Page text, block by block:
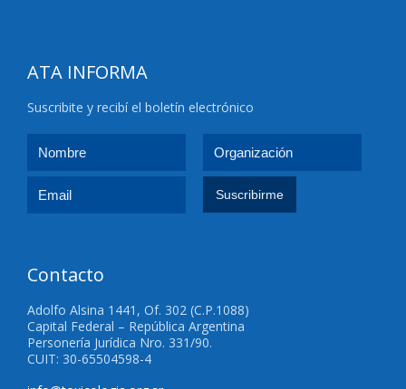
ATA INFORMA
Suscribite y recibí el boletín electrónico
Contacto
Adolfo Alsina 1441, Of. 302 (C.P.1088)
Capital Federal – República Argentina
Personería Jurídica Nro. 331/90.
CUIT: 30-65504598-4